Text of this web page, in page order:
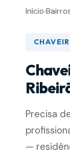
Início›
Precisa
—